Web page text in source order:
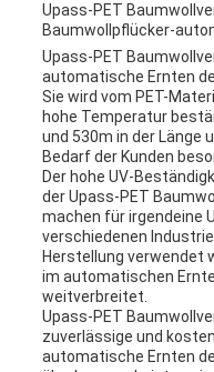
Upass-PET
Baumwollpflücker-
Upass-PET
automatische Ernten
Sie wird vom PET-
hohe Temperatur
und 530m in der Länge
Bedarf der Kunden
Der hohe UV-
der Upass-PET
machen für irgendeine
verschiedenen
Herstellung verwendet
im automatischen
weitverbreitet.
Upass-PET
zuverlässige und
automatische Ernten